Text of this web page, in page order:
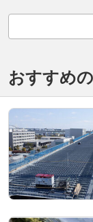
おすすめ